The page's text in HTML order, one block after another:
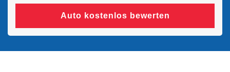
Auto kostenlos bewerten